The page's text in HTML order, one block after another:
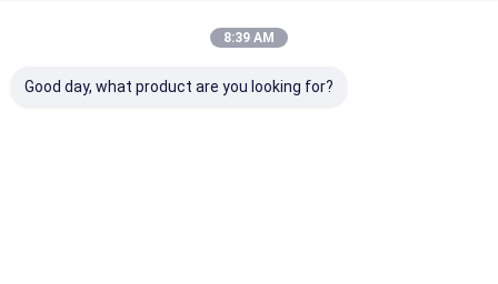
8:39 AM
Good day, what product are you looking for?